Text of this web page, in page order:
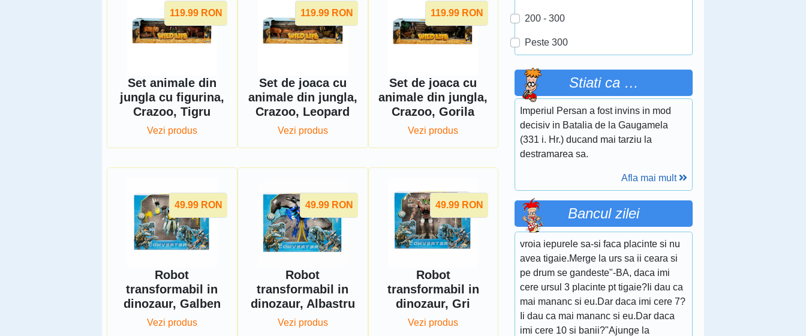
119.99 RON
Set animale din
jungla cu figurina,
Crazoo, Tigru
Vezi produs
119.99 RON
Set de joaca cu
animale din jungla,
Crazoo, Leopard
Vezi produs
119.99 RON
Set de joaca cu
animale din jungla,
Crazoo, Gorila
Vezi produs
49.99 RON
Robot
transformabil in
dinozaur, Galben
Vezi produs
49.99 RON
Robot
transformabil in
dinozaur, Albastru
Vezi produs
49.99 RON
Robot
transformabil in
dinozaur, Gri
Vezi produs
200 - 300
Peste 300
Stiati ca …
Imperiul Persan a fost invins in mod
decisiv in Batalia de la Gaugamela
(331 i. Hr.) ducand mai tarziu la
destramarea sa.
Afla mai mult
Bancul zilei
vroia iepurele sa-si faca placinte si nu
avea tigaie.Merge la urs sa ii ceara si
pe drum se gandeste"-BA, daca imi
cere ursul 3 placinte pt tigaie?Ii dau ca
mai mananc si eu.Dar daca imi cere 7?
Ii dau ca mai mananc si eu.Dar daca
imi cere 10 si banii?"Ajunge la